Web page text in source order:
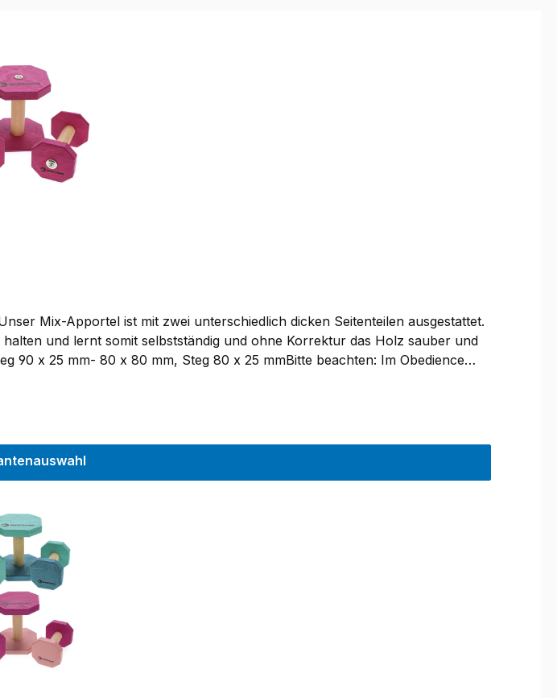
Mix-Apportel ist mit zwei unterschiedlich dicken Seitenteilen ausgestattet.
und lernt somit selbstständig und ohne Korrektur das Holz sauber und
90 x 25 mm- 80 x 80 mm, Steg 80 x 25 mmBitte beachten: Im Obedience